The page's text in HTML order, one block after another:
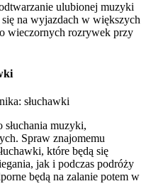
ulubionej muzyki
na wyjazdach w większych
wieczornych rozrywek przy
słuchania muzyki,
Spraw znajomemu
które będą się
jak i podczas podróży
będą na zalanie potem w